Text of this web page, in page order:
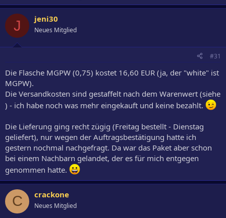
J jeni30
Neues Mitglied
#31
Die Flasche MGPW (0,75) kostet 16,60 EUR (ja, der "white" ist
MGPW).
Die Versandkosten sind gestaffelt nach dem Warenwert (siehe
) - ich habe noch was mehr eingekauft und keine bezahlt.
Die Lieferung ging recht zügig (Freitag bestellt - Dienstag
geliefert), nur wegen der Auftragsbestätigung hatte ich
gestern nochmal nachgefragt. Da war das Paket aber schon
bei einem Nachbarn gelandet, der es für mich entgegen
genommen hatte.
C crackone
Neues Mitglied